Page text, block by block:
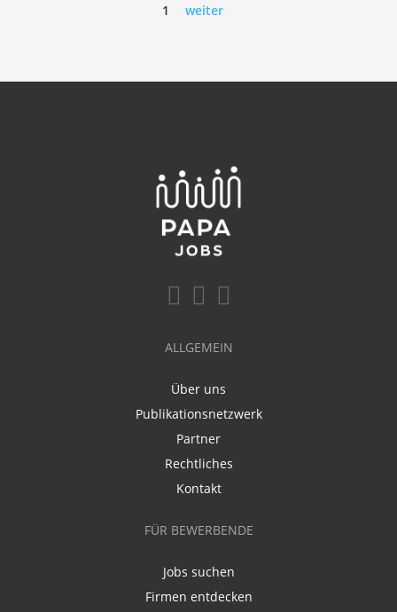
1 weiter
ALLGEMEIN
Über uns
Publikationsnetzwerk
Partner
Rechtliches
Kontakt
FÜR BEWERBENDE
Jobs suchen
Firmen entdecken